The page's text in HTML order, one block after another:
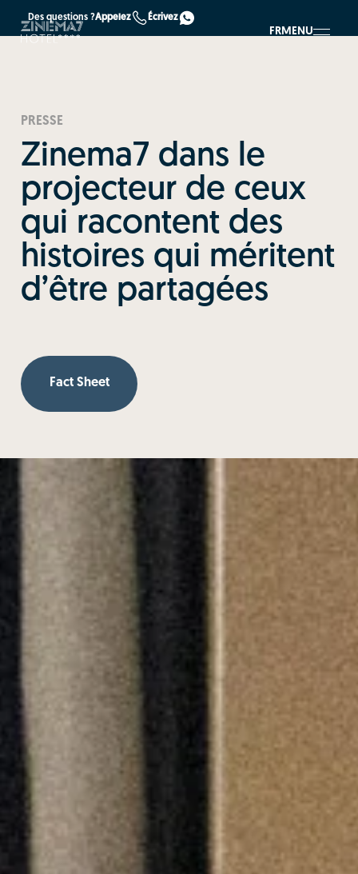
Des questions ?Appelez Écrivez
FRMENU
PRESSE
Zinema7 dans le
projecteur de ceux
qui racontent des
histoires qui méritent
d’être partagées
Fact Sheet